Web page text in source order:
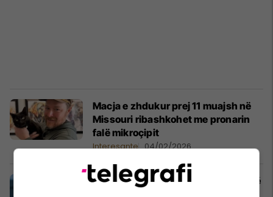
Macja e zhdukur prej 11 muajsh në
Missouri ribashkohet me pronarin
falë mikroçipit
Interesante 04/02/2026
Pse macet ndonjëherë hanë me sytë